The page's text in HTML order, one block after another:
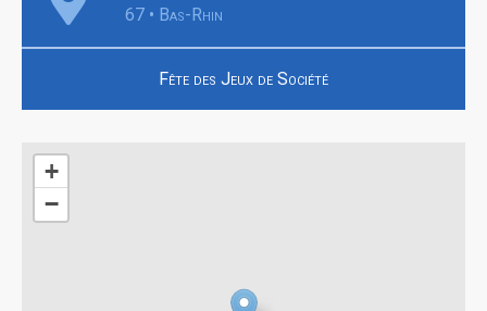
67 • Bas-Rhin
Fête des Jeux de Société
+
−